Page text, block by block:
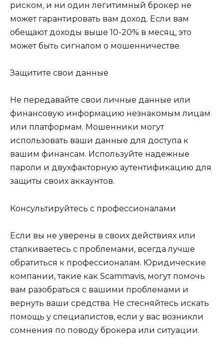
риском, и ни один легитимный брокер не
может гарантировать вам доход. Если вам
обещают доходы выше 10-20% в месяц, это
может быть сигналом о мошенничестве.
Защитите свои данные
Не передавайте свои личные данные или
финансовую информацию незнакомым лицам
или платформам. Мошенники могут
использовать ваши данные для доступа к
вашим финансам. Используйте надежные
пароли и двухфакторную аутентификацию для
защиты своих аккаунтов.
Консультируйтесь с профессионалами
Если вы не уверены в своих действиях или
сталкиваетесь с проблемами, всегда лучше
обратиться к профессионалам. Юридические
компании, такие как Scammavis, могут помочь
вам разобраться с вашими проблемами и
вернуть ваши средства. Не стесняйтесь искать
помощь у специалистов, если у вас возникли
сомнения по поводу брокера или ситуации.